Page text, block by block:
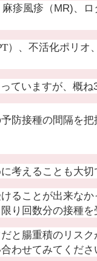
疹風疹（MR)、
）、不活化ポリオ
ていますが、概ね
防接種の間隔を
考えることも大切
ることが出来な
り回数分の接種
と腸重積のリス
合わせてみてくだ